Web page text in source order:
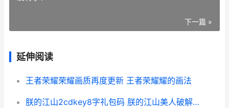
下一篇 »
延伸阅读
王者荣耀荣耀画质再度更新 王者荣耀耀的画法
朕的江山2cdkey8字礼包码 朕的江山美人破解版下载